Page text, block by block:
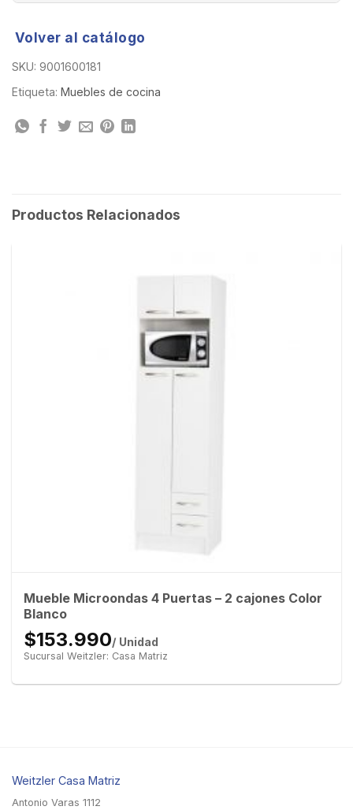
Volver al catálogo
SKU: 9001600181
Etiqueta: Muebles de cocina
Productos Relacionados
Mueble Microondas 4 Puertas – 2 cajones Color
Blanco
$153.990/ Unidad
Sucursal Weitzler: Casa Matriz
Weitzler Casa Matriz
Antonio Varas 1112